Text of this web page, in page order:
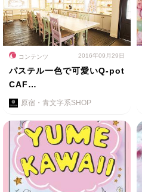
コンテンツ 2016年09月29日
パステル一色で可愛いQ-pot
CAF…
原宿・青文字系SHOP